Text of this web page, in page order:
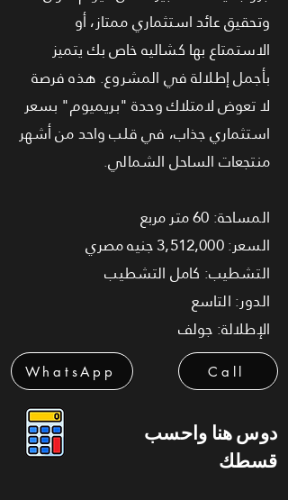
وتحقيق عائد استثماري ممتاز، أو
الاستمتاع بها كشاليه خاص بك يتميز
بأجمل إطلالة في المشروع. هذه فرصة
لا تعوض لامتلاك وحدة "بريميوم" بسعر
استثماري جذاب، في قلب واحد من أشهر
منتجعات الساحل الشمالي.
المساحة: 60 متر مربع
السعر: 3,512,000 جنيه مصري
التشطيب: كامل التشطيب
الدور: التاسع
الإطلالة: جولف
WhatsApp Call
دوس هنا واحسب
قسطك